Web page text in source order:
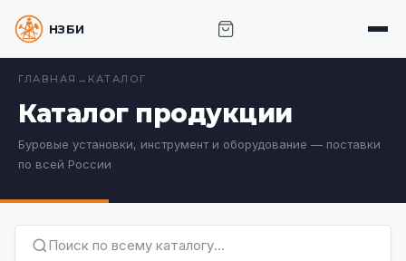
ГЛАВНАЯ → КАТАЛОГ
Каталог продукции
Буровые установки, инструмент и оборудование — поставки
по всей России